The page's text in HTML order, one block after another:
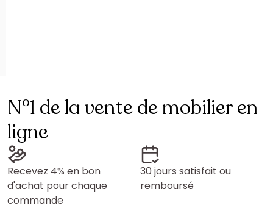
N°1 de la vente de mobilier en
ligne
Recevez 4% en bon
d'achat pour chaque
commande
30 jours satisfait ou
remboursé